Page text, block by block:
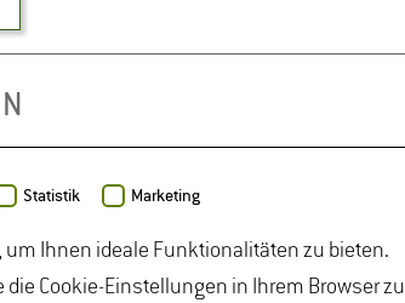
Statistik Marketing
um Ihnen ideale Funktionalitäten zu bieten.
Cookie-Einstellungen in Ihrem Browser zu